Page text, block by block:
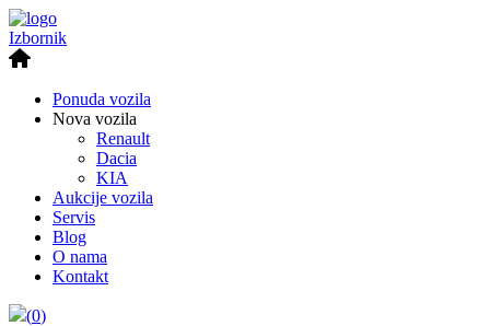
Izbornik
Ponuda vozila
Nova vozila
Renault
Dacia
KIA
Aukcije vozila
Servis
Blog
O nama
Kontakt
(0)